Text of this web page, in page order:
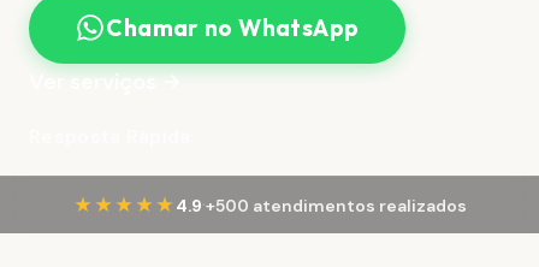
Chamar no WhatsApp
Ver serviços →
★★★★★ 4.9·+500 atendimentos realizados